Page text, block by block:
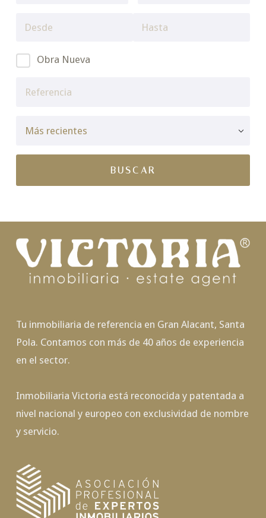
Obra Nueva
Tu inmobiliaria de referencia en Gran Alacant, Santa
Pola. Contamos con más de 40 años de experiencia
en el sector.
Inmobiliaria Victoria está reconocida y patentada a
nivel nacional y europeo con exclusividad de nombre
y servicio.